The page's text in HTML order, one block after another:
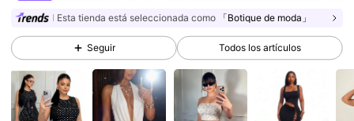
1.4M Seguidores
4,86 1.4M Seguidores
Esta tienda está seleccionada como 「Botique de moda」
Seguir Todos los artículos